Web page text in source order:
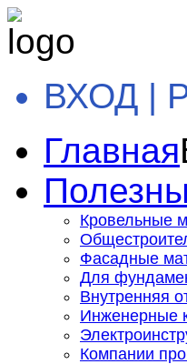
ВХОД |
Главная
Кровельные
Фасадные
Для
Внутренняя
Инженерные
Компании